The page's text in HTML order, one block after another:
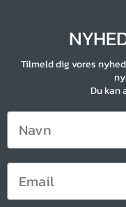
Tilmeld dig vores
Du kan